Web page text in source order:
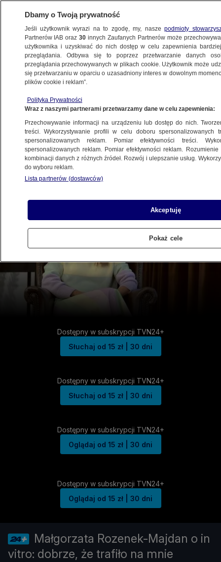
Dostępny w subskrypcji TVN24+
Słuchaj od 15 zł | 30 dni
Dostępny w subskrypcji TVN24+
Słuchaj od 15 zł | 30 dni
Dostępny w subskrypcji TVN24+
Oglądaj od 15 zł | 30 dni
Dostępny w subskrypcji TVN24+
Oglądaj od 15 zł | 30 dni
Małgorzata Rozenek-Majdan o in
vitro: dobrze, że trafiło na mnie
Dbamy o Twoją prywatność
Jeśli użytkownik wyrazi na to zgodę, my, naszepodmioty
Partnerów IAB oraz30 innych Zaufanych Partnerów może
użytkownika i uzyskiwać do nich dostęp w celu zapewnienia
przeglądania. Odbywa się to poprzez przetwarzanie danych
przeglądania przechowywanych w plikach cookie. Użytkownik może
się przetwarzaniu w oparciu o uzasadniony interes w dowolnym
plików cookie i reklam”.
Polityka Prywatności
Wraz z naszymi partnerami przetwarzamy dane w celu zapewnienia:
Przechowywanie informacji na urządzeniu lub dostęp do nich.
treści. Wykorzystywanie profili w celu doboru spersonalizowanych
spersonalizowanych reklam. Pomiar efektywności treści.
spersonalizowanych reklam. Pomiar efektywności reklam.
kombinacji danych z różnych źródeł. Rozwój i ulepszanie usług.
do wyboru reklam.
Lista partnerów (dostawców)
Akceptuję
Pokaż cele